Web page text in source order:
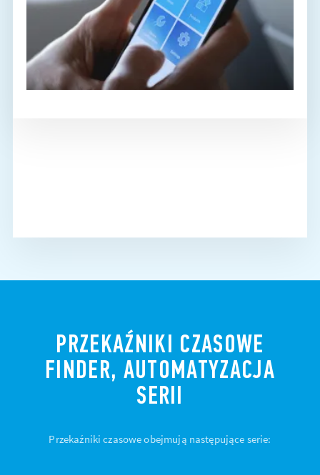
PRZEKAŹNIKI CZASOWE
FINDER, AUTOMATYZACJA
SERII
Przekaźniki czasowe obejmują następujące serie: